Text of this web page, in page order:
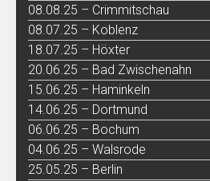
08.08.25 – Crimmitschau
08.07.25 – Koblenz
18.07.25 – Höxter
20.06.25 – Bad Zwischenahn
15.06.25 – Haminkeln
14.06.25 – Dortmund
06.06.25 – Bochum
04.06.25 – Walsrode
25.05.25 – Berlin